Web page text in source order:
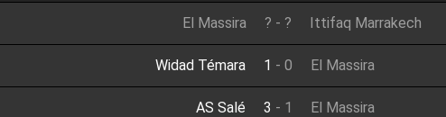
El Massira ? - ? Ittifaq Marrakech
Widad Témara 1 - 0 El Massira
AS Salé 3 - 1 El Massira